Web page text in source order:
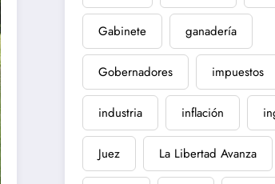
Gabinete ganadería
Gobernadores impuestos
industria inflación
Juez La Libertad Avanza